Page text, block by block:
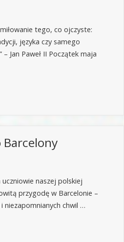
tego, co ojczyste:
języka czy samego
Jan Paweł II Początek maja
Barcelony
naszej polskiej
przygodę w Barcelonie –
niezapomnianych chwil …